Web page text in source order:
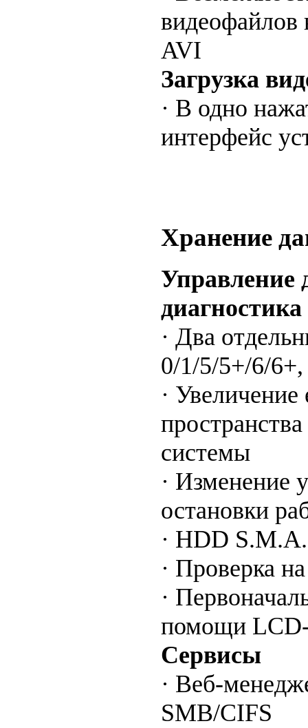
видеофайлов
AVI
Загрузка
· В одно
интерфейс
Хранение
Управление
диагностика
· Два
0/1/5/5+/6/
·
системы
· Изменение
остановки
· HDD
· Проверка
·
помощи LCD-
Сервисы
· Веб-
SMB/CIFS